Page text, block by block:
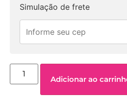
Simulação de frete
Adicionar ao